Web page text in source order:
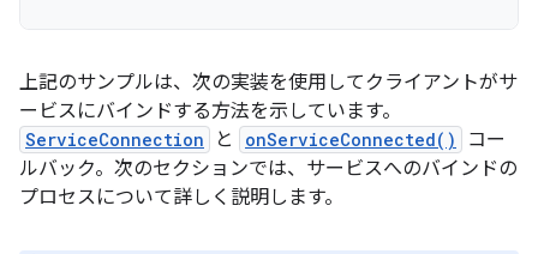
上記のサンプルは、次の実装を使用してクライアントがサ
ービスにバインドする方法を示しています。
ServiceConnection と onServiceConnected()
コー
ルバック。次のセクションでは、サービスへのバインドの
プロセスについて詳しく説明します。